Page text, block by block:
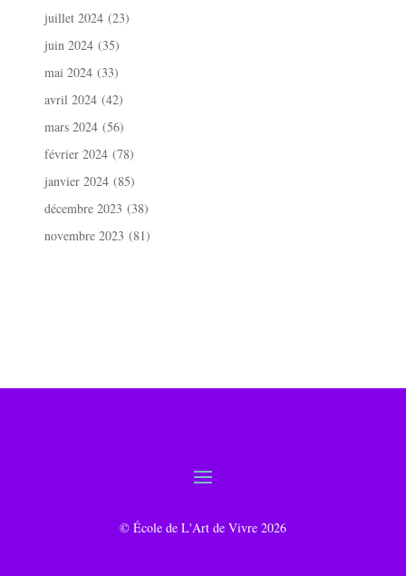
juillet 2024 (23)
juin 2024 (35)
mai 2024 (33)
avril 2024 (42)
mars 2024 (56)
février 2024 (78)
janvier 2024 (85)
décembre 2023 (38)
novembre 2023 (81)
© École de L'Art de Vivre 2026